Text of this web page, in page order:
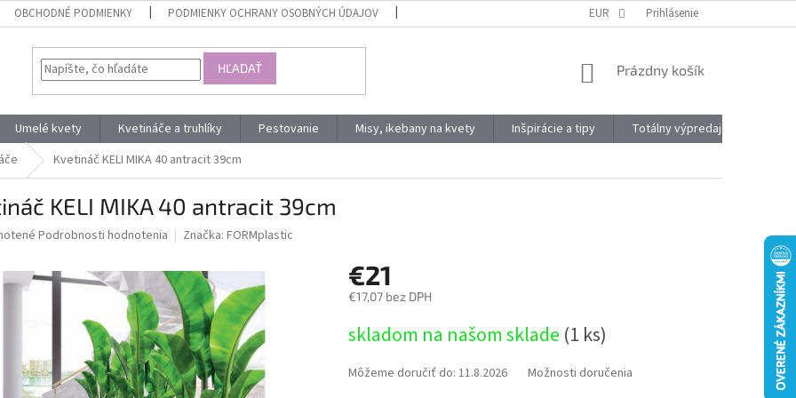
OBCHODNÉ PODMIENKY PODMIENKY OCHRANY OSOBNÝCH ÚDAJOV OBJEMOVÉ ZĽAVY VÝHODY REGISTRÁCIE
EUR Prihlásenie
HĽADAŤ
NÁKUPNÝ
Prázdny košík
Umelé kvety Kvetináče a truhlíky Pestovanie Misy, ikebany na kvety Inšpirácie a tipy Totálny výpredaj
Kvetináč KELI MIKA 40 antracit 39cm
KELI MIKA 40 antracit 39cm
Podrobnosti hodnotenia Značka: FORMplastic
€21
€17,07 bez DPH
cena:
skladom na našom sklade (1 ks)
Môžeme doručiť do: 11.8.2026 Možnosti doručenia